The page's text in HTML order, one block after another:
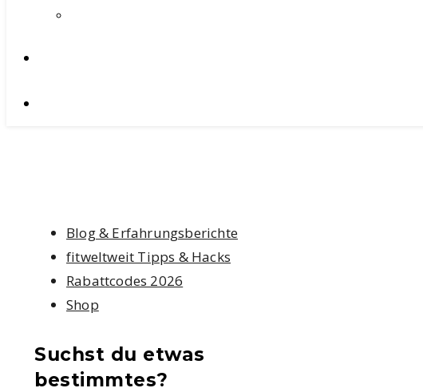
Blog & Erfahrungsberichte
fitweltweit Tipps & Hacks
Rabattcodes 2026
Shop
Suchst du etwas
bestimmtes?